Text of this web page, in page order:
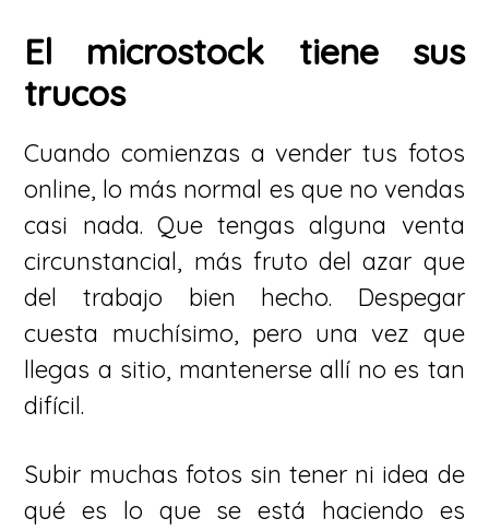
El microstock tiene sus
trucos
Cuando comienzas a vender tus fotos
online, lo más normal es que no vendas
casi nada. Que tengas alguna venta
circunstancial, más fruto del azar que
del trabajo bien hecho. Despegar
cuesta muchísimo, pero una vez que
llegas a sitio, mantenerse allí no es tan
difícil.
Subir muchas fotos sin tener ni idea de
qué es lo que se está haciendo es